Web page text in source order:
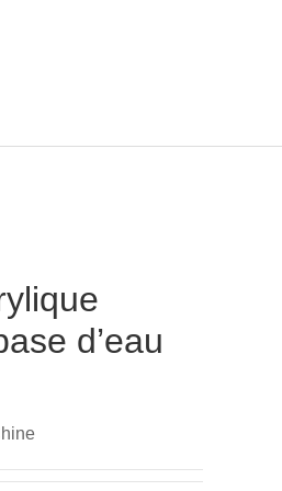
d’eau